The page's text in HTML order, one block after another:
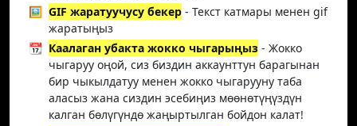
🖼️ GIF жаратуучусу бекер - Текст катмары менен gif
жаратыңыз
📆 Каалаган убакта жокко чыгарыңыз - Жокко
чыгаруу оңой, сиз биздин аккаунттун барагынан
бир чыкылдатуу менен жокко чыгарууну таба
аласыз жана сиздин эсебиңиз мөөнөтүңүздүн
калган бөлүгүндө жаңыртылган бойдон калат!